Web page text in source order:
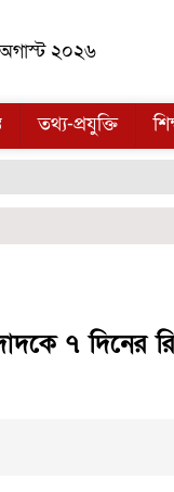
২০২৬
তথ্য-প্রযুক্তি
৭ দিনের